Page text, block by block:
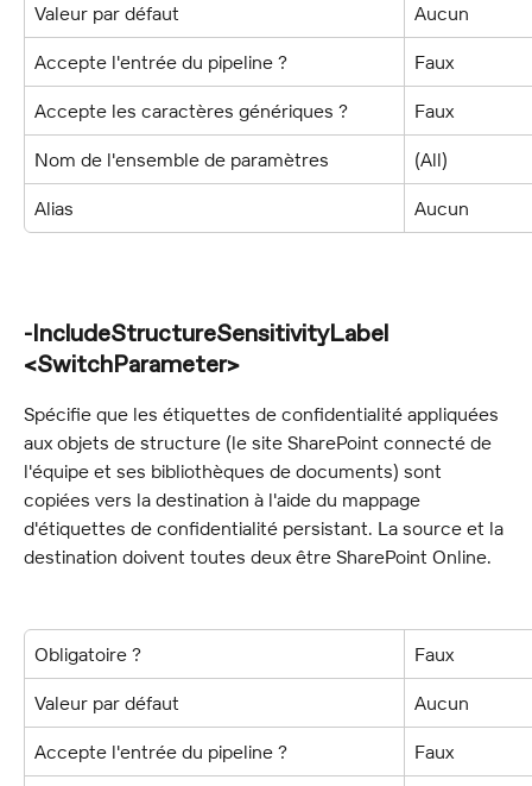
Valeur par défaut Aucun
Accepte l'entrée du pipeline ? Faux
Accepte les caractères génériques ? Faux
Nom de l'ensemble de paramètres (All)
Alias Aucun
-IncludeStructureSensitivityLabel
<SwitchParameter>
Spécifie que les étiquettes de confidentialité appliquées
aux objets de structure (le site SharePoint connecté de
l'équipe et ses bibliothèques de documents) sont
copiées vers la destination à l'aide du mappage
d'étiquettes de confidentialité persistant. La source et la
destination doivent toutes deux être SharePoint Online.
Obligatoire ? Faux
Valeur par défaut Aucun
Accepte l'entrée du pipeline ? Faux